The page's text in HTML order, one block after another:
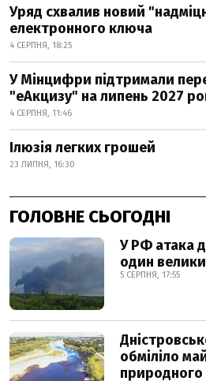
Уряд схвалив новий
електронного ключа
4 СЕРПНЯ, 18:25
У Мінцифри підтримали
"еАкцизу" на липень 2027
4 СЕРПНЯ, 11:46
Ілюзія легких грошей
23 ЛИПНЯ, 16:30
ГОЛОВНЕ СЬОГОДНІ
У РФ атака
один
5 СЕРПНЯ, 17:55
обміліло